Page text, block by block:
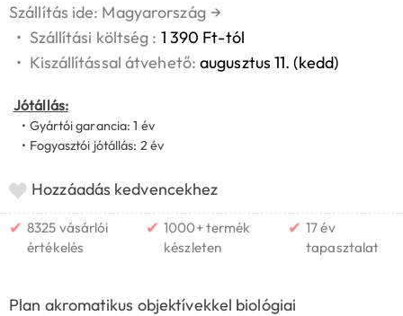
Szállítás ide: Magyarország →
• Szállítási költség : 1 390 Ft-tól
• Kiszállítással átvehető:augusztus 11. (kedd)
Jótállás:
• Gyártói garancia: 1 év
• Fogyasztói jótállás: 2 év
Hozzáadás kedvencekhez
✔ 8325 vásárlói
értékelés
✔ 1000+ termék
készleten
✔ 17 év
tapasztalat
Plan akromatikus objektívekkel biológiai